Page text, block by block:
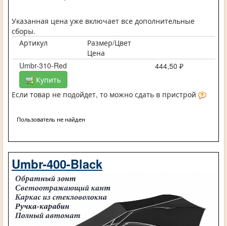
Указанная цена уже включает все дополнительные
сборы.
Артикул
Размер/Цвет
Цена
Umbr-310-Red
444,50 ₽
Купить
Если товар не подойдет, то можно сдать в пристрой
Пользователь не найден
Umbr-400-Black